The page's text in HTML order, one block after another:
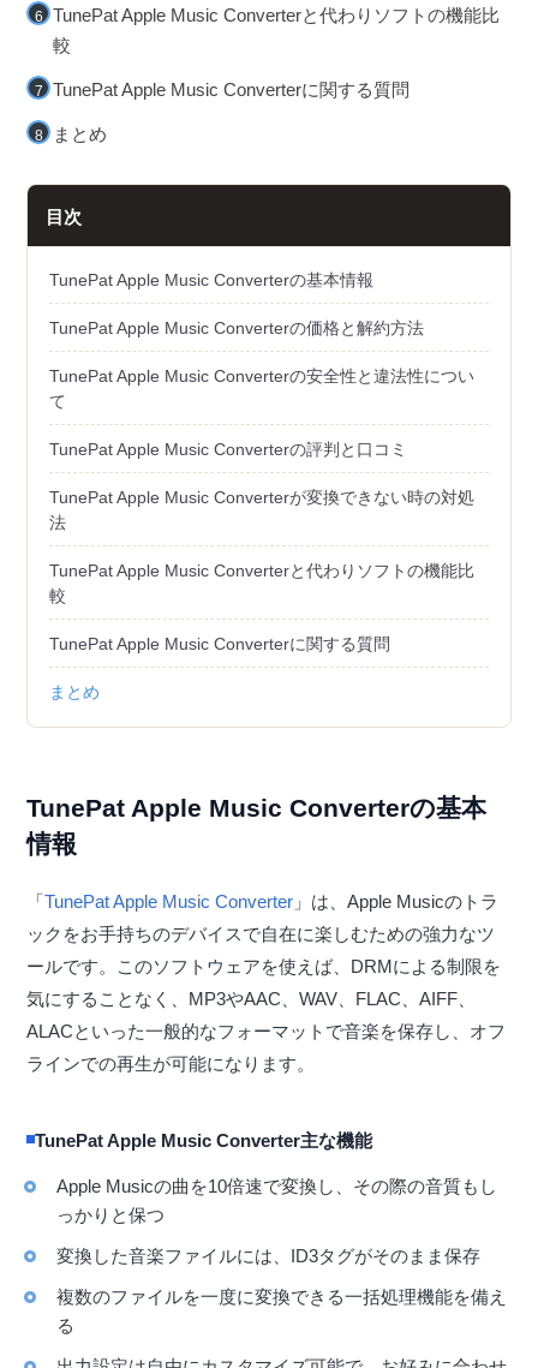
TunePat Apple Music Converterと代わりソフトの機能比
較
TunePat Apple Music Converterに関する質問
まとめ
目次
TunePat Apple Music Converterの基本情報
TunePat Apple Music Converterの価格と解約方法
TunePat Apple Music Converterの安全性と違法性につい
て
TunePat Apple Music Converterの評判と口コミ
TunePat Apple Music Converterが変換できない時の対処
法
TunePat Apple Music Converterと代わりソフトの機能比
較
TunePat Apple Music Converterに関する質問
まとめ
TunePat Apple Music Converterの基本
情報
「TunePat Apple Music Converter 」は、Apple Musicのトラ
ックをお手持ちのデバイスで自在に楽しむための強力なツ
ールです。このソフトウェアを使えば、DRMによる制限を
気にすることなく、MP3やAAC、WAV、FLAC、AIFF、
ALACといった一般的なフォーマットで音楽を保存し、オフ
ラインでの再生が可能になります。
TunePat Apple Music Converter主な機能
Apple Musicの曲を10倍速で変換し、その際の音質もし
っかりと保つ
変換した音楽ファイルには、ID3タグがそのまま保存
複数のファイルを一度に変換できる一括処理機能を備え
る